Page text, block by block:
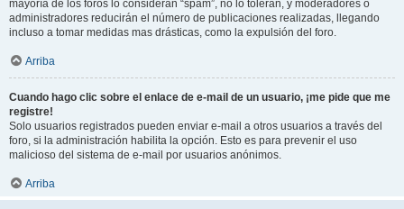
mayoría de los foros lo consideran “spam”, no lo toleran, y moderadores o
administradores reducirán el número de publicaciones realizadas, llegando
incluso a tomar medidas mas drásticas, como la expulsión del foro.
Arriba
Cuando hago clic sobre el enlace de e-mail de un usuario, ¡me pide que me
registre!
Solo usuarios registrados pueden enviar e-mail a otros usuarios a través del
foro, si la administración habilita la opción. Esto es para prevenir el uso
malicioso del sistema de e-mail por usuarios anónimos.
Arriba